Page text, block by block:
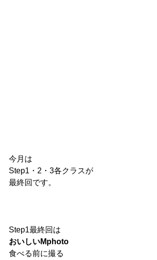
今月は
Step1・2・3各クラスが
最終回です。
Step1最終回は
おいしいMphoto
食べる前に撮る